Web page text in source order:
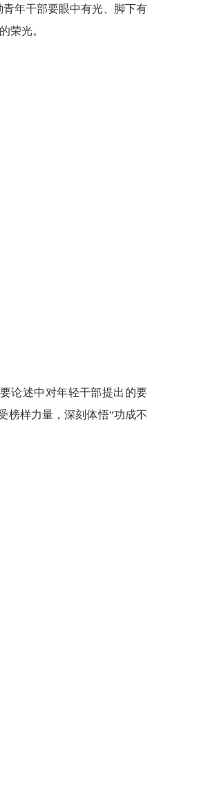
年干部要眼中有光、脚下有
荣光。
论述中对年轻干部提出的要
榜样力量，深刻体悟“功成不